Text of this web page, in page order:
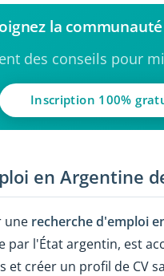
la
des conseils pour
Inscription 100%
en Argentine
une recherche d'emploi
par l'État argentin, est
et créer un profil de CV